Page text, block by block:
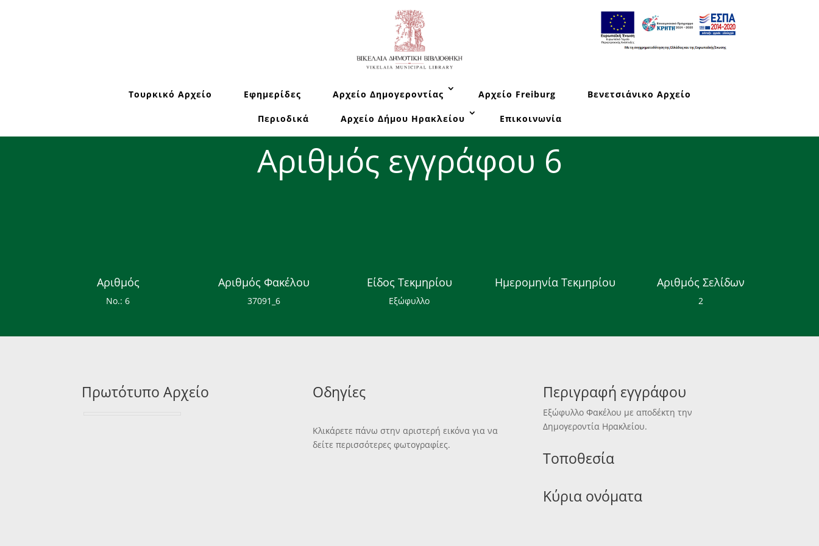
Τουρκικό Αρχείο Εφημερίδες Αρχείο Δημογεροντίας Αρχείο Freiburg Βενετσιάνικο Αρχείο
Περιοδικά Αρχείο Δήμου Ηρακλείου Επικοινωνία
Αριθμός εγγράφου 6
Αριθμός
Νο.: 6
Αριθμός Φακέλου
37091_6
Είδος Τεκμηρίου
Εξώφυλλο
Ημερομηνία Τεκμηρίου Αριθμός Σελίδων
2
Πρωτότυπο Αρχείο Οδηγίες
Κλικάρετε πάνω στην αριστερή εικόνα για να
δείτε περισσότερες φωτογραφίες.
Περιγραφή εγγράφου
Εξώφυλλο Φακέλου με αποδέκτη την
Δημογεροντία Ηρακλείου.
Τοποθεσία
Κύρια ονόματα